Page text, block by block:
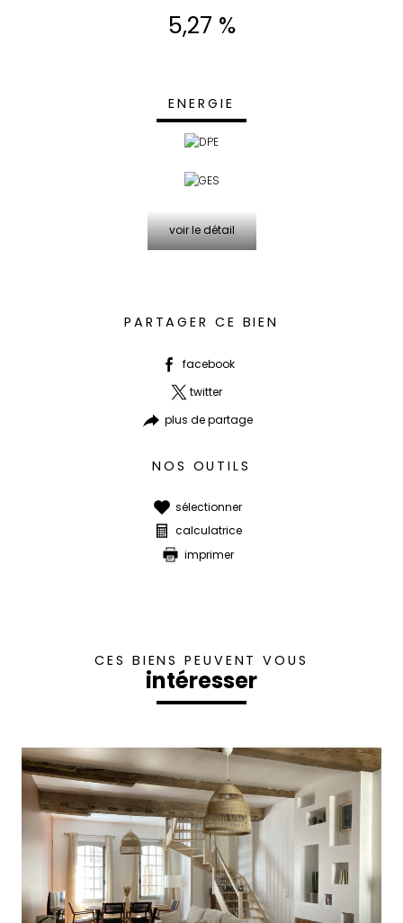
5,27 %
ENERGIE
voir le détail
PARTAGER CE BIEN
facebook
twitter
plus de partage
NOS OUTILS
sélectionner
calculatrice
imprimer
CES BIENS PEUVENT VOUS
intéresser
voir le bien